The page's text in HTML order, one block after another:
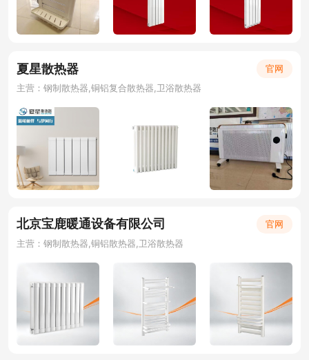
夏星散热器
官网
主营：钢制散热器,铜铝复合散热器,卫浴散热器
北京宝鹿暖通设备有限公司
官网
主营：钢制散热器,铜铝散热器,卫浴散热器